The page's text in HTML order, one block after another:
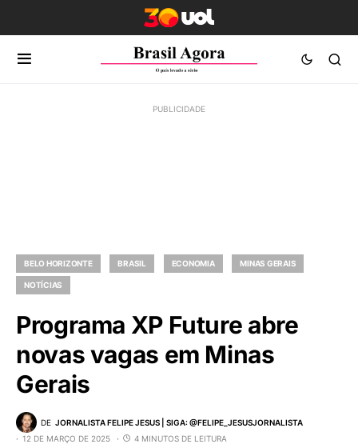
BELO HORIZONTE BRASIL ECONOMIA MINAS GERAIS
NOTÍCIAS
Programa XP Future abre
novas vagas em Minas
Gerais
DE JORNALISTA FELIPE JESUS | SIGA: @FELIPE_JESUSJORNALISTA
12 DE MARÇO DE 2025
4 MINUTOS DE LEITURA